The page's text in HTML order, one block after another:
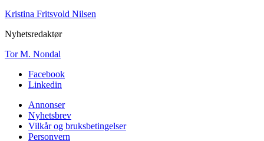
Kristina Fritsvold Nilsen
Nyhetsredaktør
Tor M. Nondal
Facebook
Linkedin
Annonser
Nyhetsbrev
Vilkår og bruksbetingelser
Personvern